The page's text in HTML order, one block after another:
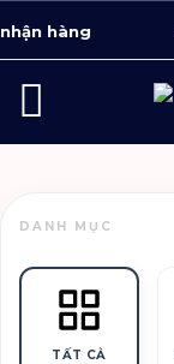
qua
hàng
DANH MỤC
TẤT CẢ